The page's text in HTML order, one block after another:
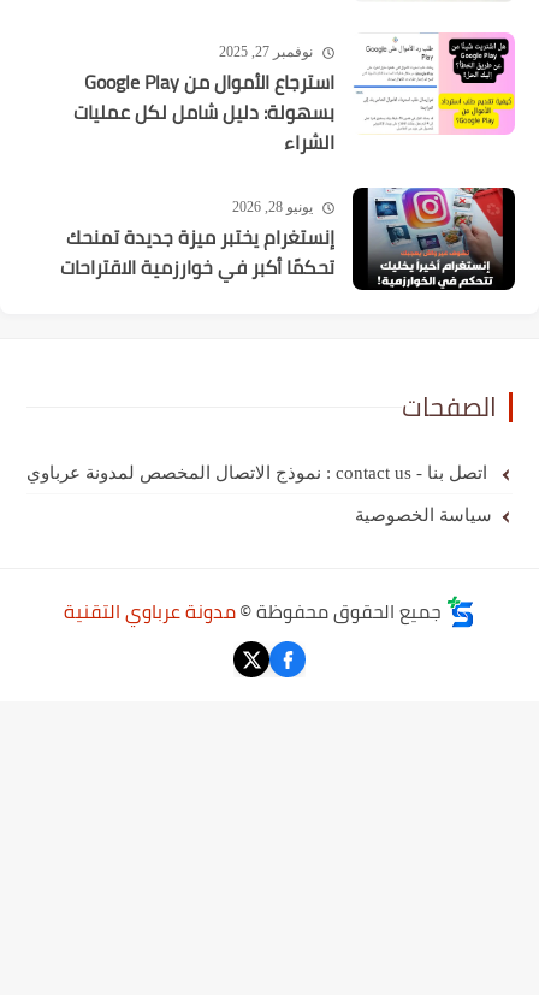
نوفمبر 27, 2025
استرجاع الأموال من Google Play
بسهولة: دليل شامل لكل عمليات
الشراء
يونيو 28, 2026
إنستغرام يختبر ميزة جديدة تمنحك
تحكمًا أكبر في خوارزمية الاقتراحات
الصفحات
اتصل بنا - contact us : نموذج الاتصال المخصص لمدونة عرباوي
سياسة الخصوصية
جميع الحقوق محفوظة ©مدونة عرباوي التقنية